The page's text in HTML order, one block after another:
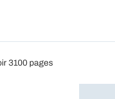
3100 pages